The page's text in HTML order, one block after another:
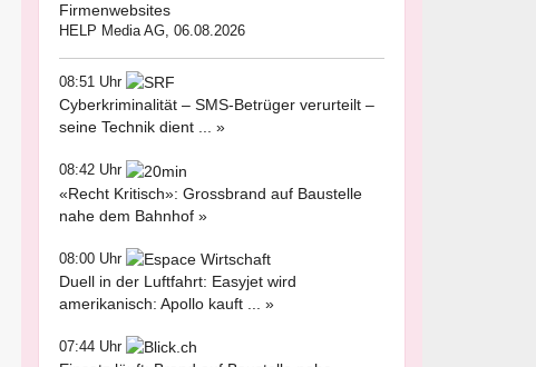
Firmenwebsites
HELP Media AG, 06.08.2026
08:51 Uhr
Cyberkriminalität – SMS-Betrüger verurteilt –
seine Technik dient ... »
08:42 Uhr
«Recht Kritisch»: Grossbrand auf Baustelle
nahe dem Bahnhof »
08:00 Uhr
Duell in der Luftfahrt: Easyjet wird
amerikanisch: Apollo kauft ... »
07:44 Uhr